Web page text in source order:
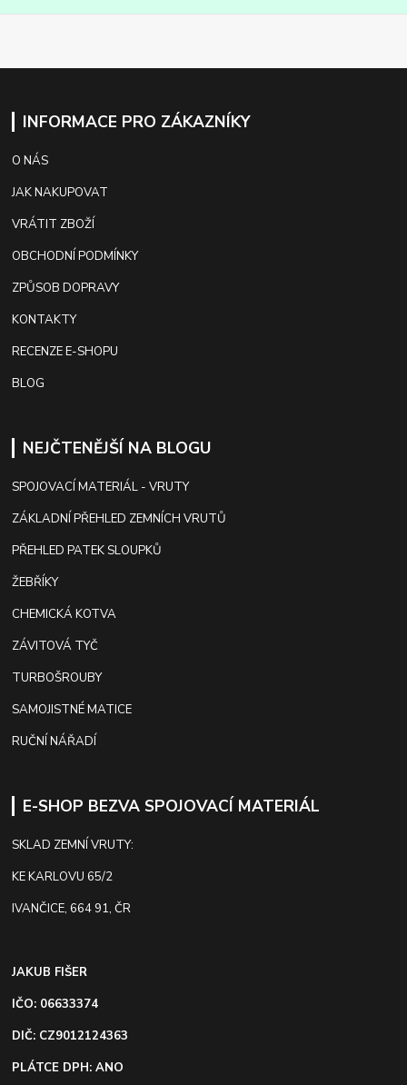
INFORMACE PRO ZÁKAZNÍKY
O NÁS
JAK NAKUPOVAT
VRÁTIT ZBOŽÍ
OBCHODNÍ PODMÍNKY
ZPŮSOB DOPRAVY
KONTAKTY
RECENZE E-SHOPU
BLOG
NEJČTENĚJŠÍ NA BLOGU
SPOJOVACÍ MATERIÁL - VRUTY
ZÁKLADNÍ PŘEHLED ZEMNÍCH VRUTŮ
PŘEHLED PATEK SLOUPKŮ
ŽEBŘÍKY
CHEMICKÁ KOTVA
ZÁVITOVÁ TYČ
TURBOŠROUBY
SAMOJISTNÉ MATICE
RUČNÍ NÁŘADÍ
E-SHOP BEZVA SPOJOVACÍ MATERIÁL
SKLAD ZEMNÍ VRUTY:
KE KARLOVU 65/2
IVANČICE, 664 91, ČR
JAKUB FIŠER
IČO: 06633374
DIČ: CZ9012124363
PLÁTCE DPH: ANO